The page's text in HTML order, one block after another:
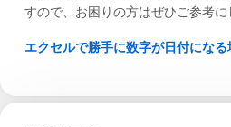
すので、お困りの方はぜひご参考に
エクセルで勝手に数字が日付になる